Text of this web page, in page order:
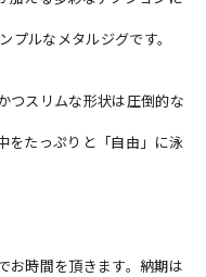
プルなメタルジグです。
つスリムな形状は圧倒的な
をたっぷりと「自由」に泳
お時間を頂きます。納期は